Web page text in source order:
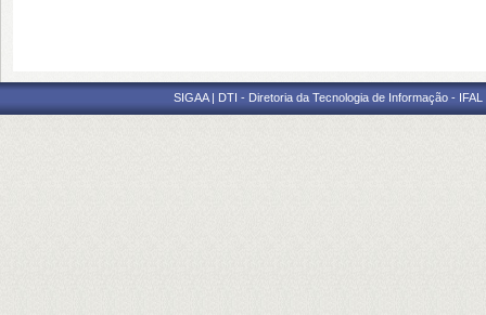
SIGAA | DTI - Diretoria da Tecnologia de Informação -